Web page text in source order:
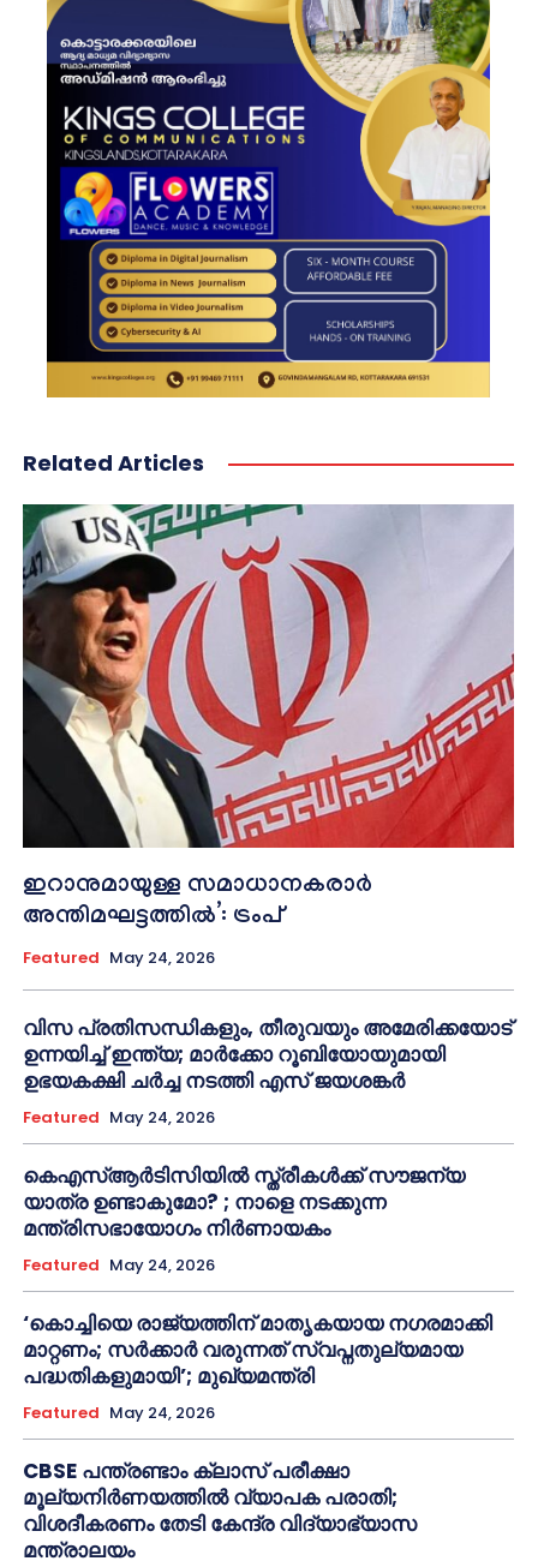
Related Articles
ഇറാനുമായുള്ള സമാധാനകരാർ
അന്തിമഘട്ടത്തിൽ‌’: ട്രംപ്
Featured May 24, 2026
വിസ പ്രതിസന്ധികളും, തീരുവയും അമേരിക്കയോട്
ഉന്നയിച്ച് ഇന്ത്യ; മാർക്കോ റൂബിയോയുമായി
ഉഭയകക്ഷി ചർച്ച നടത്തി എസ് ജയശങ്കർ
Featured May 24, 2026
കെഎസ്ആർടിസിയിൽ സ്ത്രീകൾക്ക് സൗജന്യ
യാത്ര ഉണ്ടാകുമോ? ; നാളെ നടക്കുന്ന
മന്ത്രിസഭായോഗം നിർണായകം
Featured May 24, 2026
‘കൊച്ചിയെ രാജ്യത്തിന് മാതൃകയായ നഗരമാക്കി
മാറ്റണം; സർക്കാർ വരുന്നത് സ്വപ്നതുല്യമായ
പദ്ധതികളുമായി’; മുഖ്യമന്ത്രി
Featured May 24, 2026
CBSE പന്ത്രണ്ടാം ക്ലാസ് പരീക്ഷാ
മൂല്യനിർണയത്തിൽ വ്യാപക പരാതി;
വിശദീകരണം തേടി കേന്ദ്ര വിദ്യാഭ്യാസ
മന്ത്രാലയം